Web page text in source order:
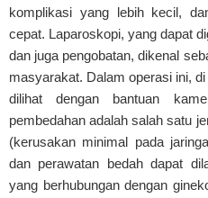
komplikasi yang lebih kecil,
cepat. Laparoskopi, yang dapat
dan juga pengobatan, dikenal
masyarakat. Dalam operasi ini,
dilihat dengan bantuan
pembedahan adalah salah satu
(kerusakan minimal pada
dan perawatan bedah dapat
yang berhubungan dengan